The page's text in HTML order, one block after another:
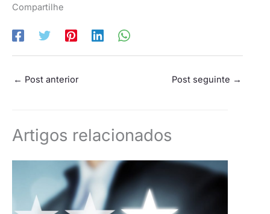
Compartilhe
← Post anterior Post seguinte →
Artigos relacionados